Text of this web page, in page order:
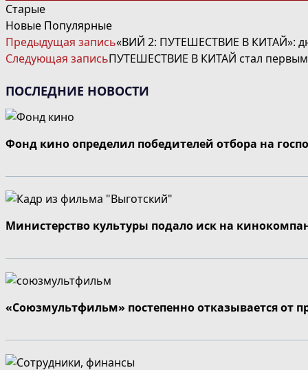
Старые
Новые Популярные
ЧИТАТЬ
ДАЛЕЕ
СТАТЬИ
Предыдущая запись«ВИЙ 2: ПУТЕШЕСТВИЕ В КИТАЙ»:
Следующая записьПУТЕШЕСТВИЕ В КИТАЙ стал
ПОСЛЕДНИЕ НОВОСТИ
Фонд кино определил победителей отбора на
Министерство культуры подало иск на
«Союзмультфильм» постепенно отказывается от